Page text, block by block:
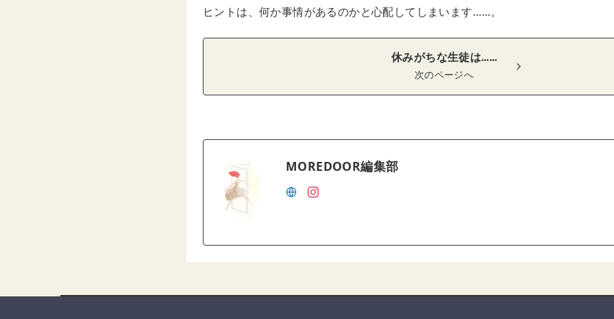
ヒントは、何か事情があるのかと心配してしまいます……。
休みがちな生徒は……
次のページへ
MOREDOOR編集部